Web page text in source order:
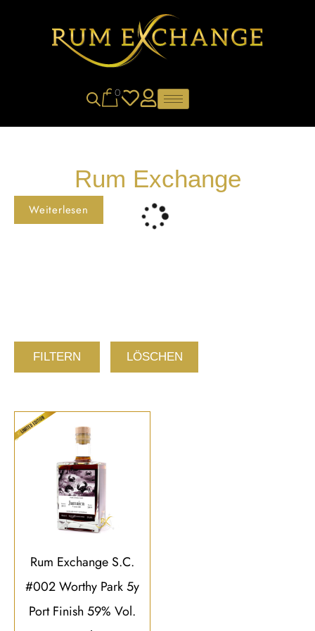
0
Rum Exchange
Weiterlesen
FILTERN LÖSCHEN
Rum Exchange S.C.
#002 Worthy Park 5y
Port Finish 59% Vol.